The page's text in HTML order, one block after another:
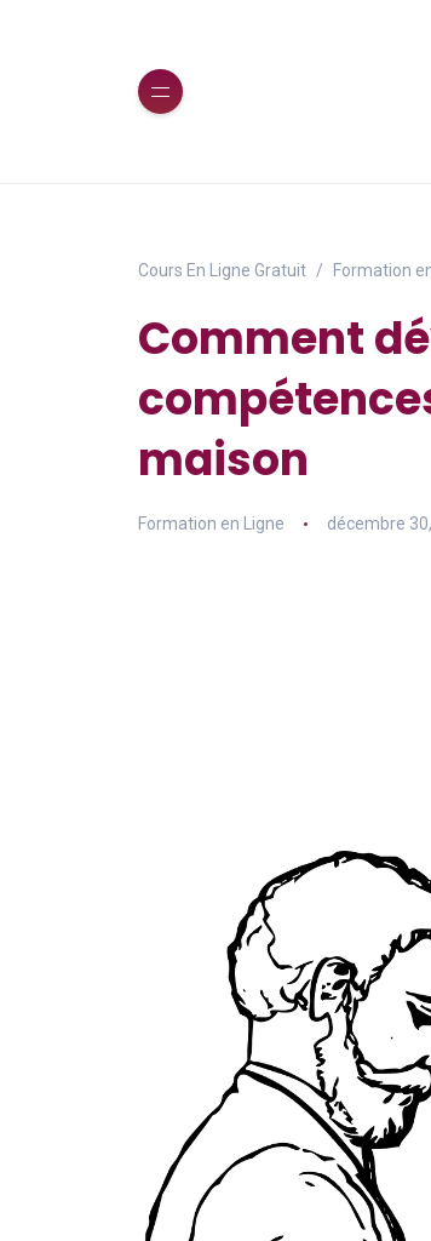
Cours En Ligne Gratuit Formation
Comment
maison
Formation en Ligne décembre